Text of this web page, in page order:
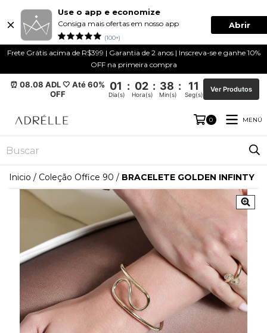
Use o app e economize
Consiga mais ofertas em nosso app
(100+)
Abrir
Frete Grátis acima de R$399 | Garantia de 2 anos | Inscreva-se e ganhe 10%
OFF na primeira compra
⏰ 08.08 ADL 🤍 Até 60%
OFF
01 : 02 : 38 : 11
Dia(s) Hora(s) Min(s) Seg(s)
Ver Produtos
0 MENÚ
Inicio / Coleção Office 90 / BRACELETE GOLDEN INFINTY